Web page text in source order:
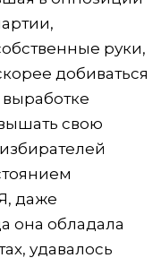
руки,
добиваться
свою
даже
она обладала
удавалось